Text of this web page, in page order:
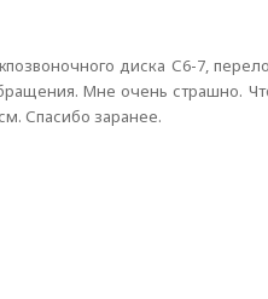
диска С6-7,
Мне очень страшно.
Спасибо заранее.